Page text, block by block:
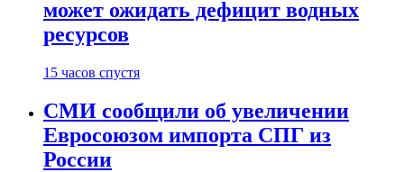
может ожидать дефицит водных
ресурсов
15 часов спустя
СМИ сообщили об увеличении
Евросоюзом импорта СПГ из
России